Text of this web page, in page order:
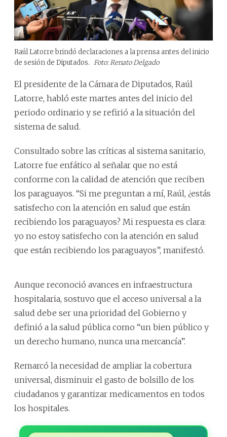
Raúl Latorre brindó declaraciones a la prensa antes del inicio
de sesión de Diputados. Foto: Renato Delgado
El presidente de la Cámara de Diputados, Raúl
Latorre, habló este martes antes del inicio del
periodo ordinario y se refirió a la situación del
sistema de salud.
Consultado sobre las críticas al sistema sanitario,
Latorre fue enfático al señalar que no está
conforme con la calidad de atención que reciben
los paraguayos. “Si me preguntan a mí, Raúl, ¿estás
satisfecho con la atención en salud que están
recibiendo los paraguayos? Mi respuesta es clara:
yo no estoy satisfecho con la atención en salud
que están recibiendo los paraguayos”, manifestó.
Aunque reconoció avances en infraestructura
hospitalaria, sostuvo que el acceso universal a la
salud debe ser una prioridad del Gobierno y
definió a la salud pública como “un bien público y
un derecho humano, nunca una mercancía”.
Remarcó la necesidad de ampliar la cobertura
universal, disminuir el gasto de bolsillo de los
ciudadanos y garantizar medicamentos en todos
los hospitales.